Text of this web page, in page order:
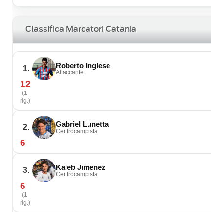
Classifica Marcatori Catania
1. Roberto Inglese
Attaccante
12
(1
rig.)
2. Gabriel Lunetta
Centrocampista
6
3. Kaleb Jimenez
Centrocampista
6
(1
rig.)